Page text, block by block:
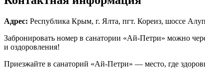
Адрес: Республика Крым, г. Ялта, пгт. Кореиз, шоссе
Забронировать номер в санатории «Ай-Петри» можно
и оздоровления!
Приезжайте в санаторий «Ай-Петри» — место, где